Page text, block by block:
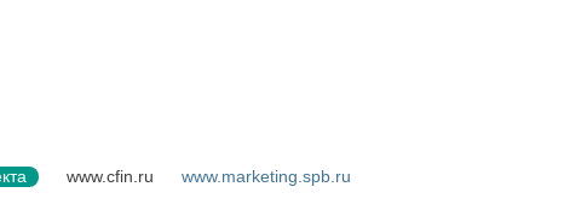
www.cfin.ru www.marketing.spb.ru